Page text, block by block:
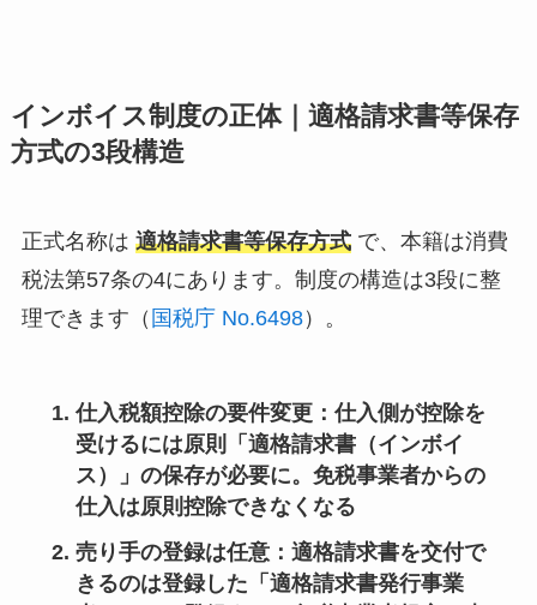
インボイス制度の正体｜適格請求書等保存
方式の3段構造
正式名称は 適格請求書等保存方式で、本籍は消費
税法第57条の4にあります。制度の構造は3段に整
理できます（ 国税庁 No.6498）。
仕入税額控除の要件変更：仕入側が控除を
受けるには原則「適格請求書（インボイ
ス）」の保存が必要に。免税事業者からの
仕入は原則控除できなくなる
売り手の登録は任意：適格請求書を交付で
きるのは登録した「適格請求書発行事業